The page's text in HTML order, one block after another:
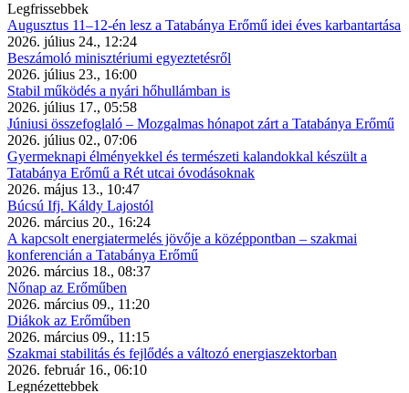
Legfrissebbek
Augusztus 11–12-én lesz a Tatabánya Erőmű idei éves karbantartása
2026. július 24., 12:24
Beszámoló minisztériumi egyeztetésről
2026. július 23., 16:00
Stabil működés a nyári hőhullámban is
2026. július 17., 05:58
Júniusi összefoglaló – Mozgalmas hónapot zárt a Tatabánya Erőmű
2026. július 02., 07:06
Gyermeknapi élményekkel és természeti kalandokkal készült a
Tatabánya Erőmű a Rét utcai óvodásoknak
2026. május 13., 10:47
Búcsú Ifj. Káldy Lajostól
2026. március 20., 16:24
A kapcsolt energiatermelés jövője a középpontban – szakmai
konferencián a Tatabánya Erőmű
2026. március 18., 08:37
Nőnap az Erőműben
2026. március 09., 11:20
Diákok az Erőműben
2026. március 09., 11:15
Szakmai stabilitás és fejlődés a változó energiaszektorban
2026. február 16., 06:10
Legnézettebbek